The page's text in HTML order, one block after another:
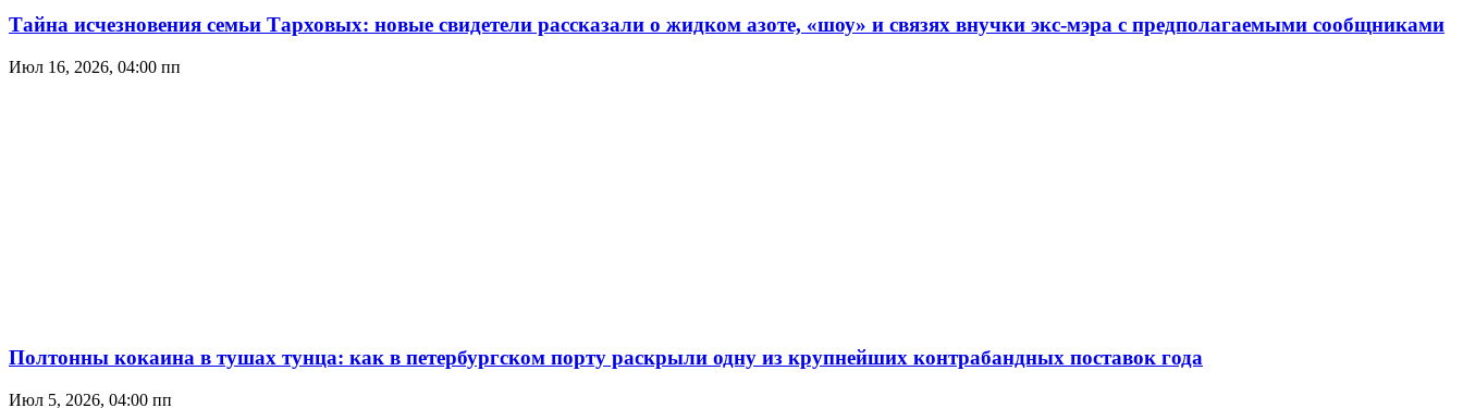
Тайна исчезновения семьи Тарховых: новые свидетели рассказали о жидком азоте, «шоу» и связях внучки экс-мэра с предполагаемыми сообщниками
Июл 16, 2026, 04:00 пп
Полтонны кокаина в тушах тунца: как в петербургском порту раскрыли одну из крупнейших контрабандных поставок года
Июл 5, 2026, 04:00 пп